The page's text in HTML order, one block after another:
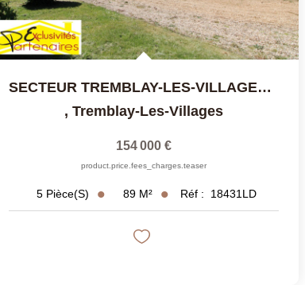
SECTEUR TREMBLAY-LES-VILLAGES, FERMETTE AVEC DES DEPENDANCES
, Tremblay-Les-Villages
154 000 €
product.price.fees_charges.teaser
5 Pièce(s) 89 M² Réf : 18431LD